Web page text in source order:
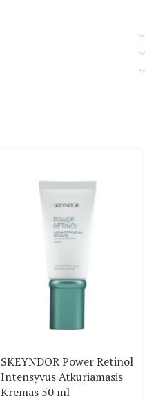
SKEYNDOR Power Retinol
Intensyvus Atkuriamasis
Kremas 50 ml